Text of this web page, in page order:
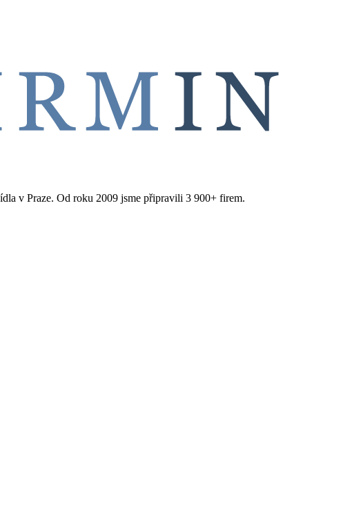
v Praze. Od roku 2009 jsme připravili 3 900+ firem.